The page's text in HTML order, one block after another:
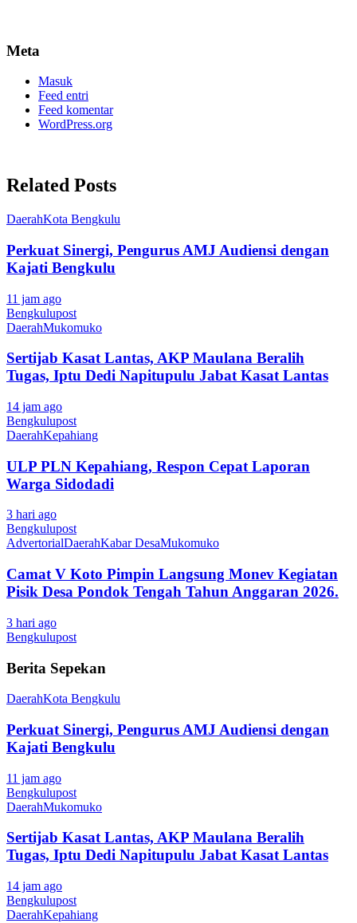
Meta
Masuk
Feed entri
Feed komentar
WordPress.org
Related Posts
DaerahKota Bengkulu
Perkuat Sinergi, Pengurus AMJ Audiensi dengan
Kajati Bengkulu
11 jam ago
Bengkulupost
DaerahMukomuko
Sertijab Kasat Lantas, AKP Maulana Beralih
Tugas, Iptu Dedi Napitupulu Jabat Kasat Lantas
14 jam ago
Bengkulupost
DaerahKepahiang
ULP PLN Kepahiang, Respon Cepat Laporan
Warga Sidodadi
3 hari ago
Bengkulupost
AdvertorialDaerahKabar DesaMukomuko
Camat V Koto Pimpin Langsung Monev Kegiatan
Pisik Desa Pondok Tengah Tahun Anggaran 2026.
3 hari ago
Bengkulupost
Berita Sepekan
DaerahKota Bengkulu
Perkuat Sinergi, Pengurus AMJ Audiensi dengan
Kajati Bengkulu
11 jam ago
Bengkulupost
DaerahMukomuko
Sertijab Kasat Lantas, AKP Maulana Beralih
Tugas, Iptu Dedi Napitupulu Jabat Kasat Lantas
14 jam ago
Bengkulupost
DaerahKepahiang